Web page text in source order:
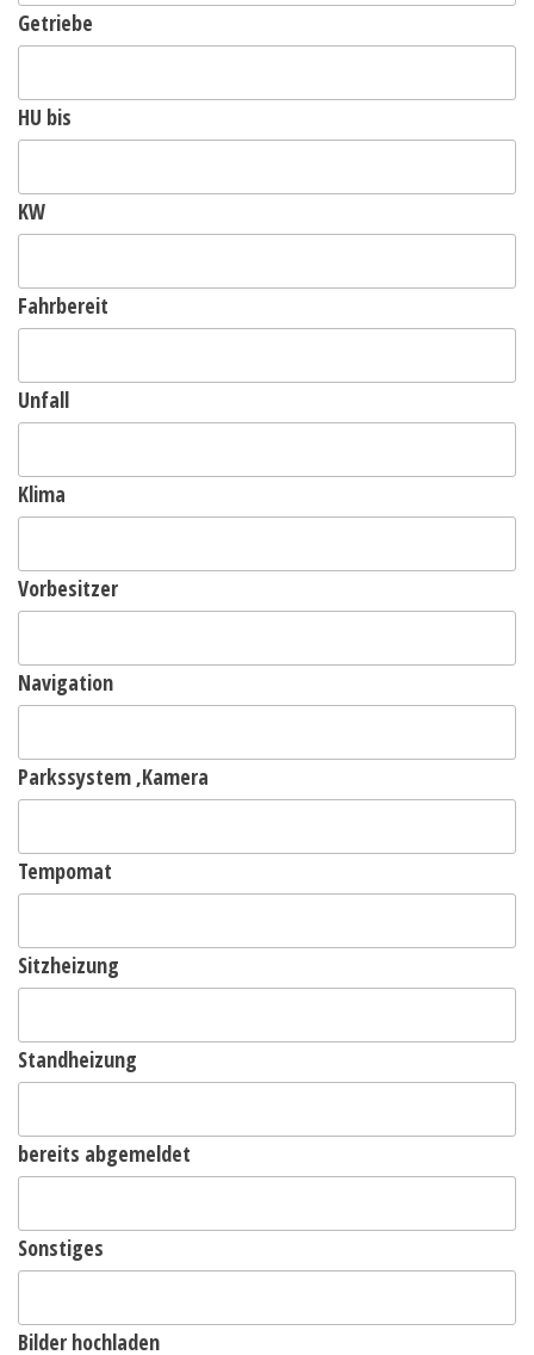
Getriebe
HU bis
KW
Fahrbereit
Unfall
Klima
Vorbesitzer
Navigation
Parkssystem ,Kamera
Tempomat
Sitzheizung
Standheizung
bereits abgemeldet
Sonstiges
Bilder hochladen